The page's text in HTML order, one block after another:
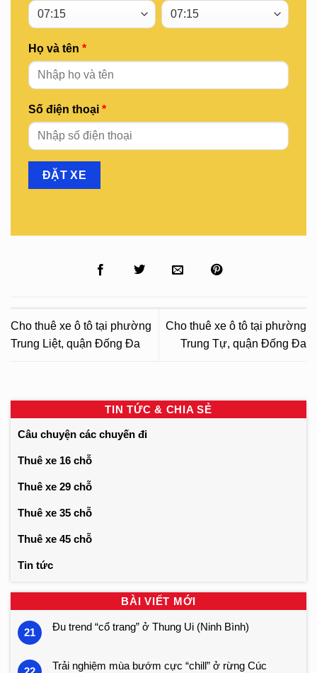
Họ và tên *
Số điện thoại *
Cho thuê xe ô tô tại phường
Trung Liệt, quận Đống Đa
Cho thuê xe ô tô tại phường
Trung Tự, quận Đống Đa
TIN TỨC & CHIA SẺ
Câu chuyện các chuyến đi
Thuê xe 16 chỗ
Thuê xe 29 chỗ
Thuê xe 35 chỗ
Thuê xe 45 chỗ
Tin tức
BÀI VIẾT MỚI
21 Đu trend “cổ trang” ở Thung Ui (Ninh Bình)
Trải nghiệm mùa bướm cực “chill” ở rừng Cúc